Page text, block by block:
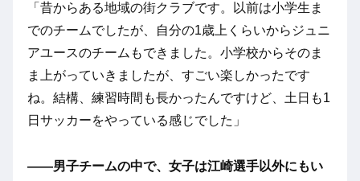
「昔からある地域の街クラブです。以前は小学生ま
でのチームでしたが、自分の1歳上くらいからジュニ
アユースのチームもできました。小学校からそのま
ま上がっていきましたが、すごい楽しかったです
ね。結構、練習時間も長かったんですけど、土日も1
日サッカーをやっている感じでした」
――男子チームの中で、女子は江崎選手以外にもい